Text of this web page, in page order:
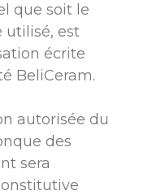
que soit le
utilisé, est
écrite
BeliCeram.
autorisée du
des
sera